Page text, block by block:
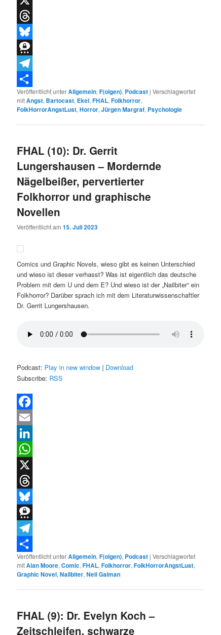
X
Threads
Bluesky
Threema
Telegram
Teilen
Veröffentlicht unterAllgemein,F(olgen), Podcast |Verschlagwortet
mitAngst, Bartocast, Ekel,FHAL,Folkhorror,
FolkHorrorAngstLust,Horror,Jürgen Margraf, Psychologie
FHAL (10): Dr. Gerrit
Lungershausen – Mordernde
Nägelbeißer, pervertierter
Folkhorror und graphische
Novellen
Veröffentlicht am15. Juli 2023
Comics und Graphic Novels, wieso gibt es keinen Unterschied
und wieso ist dieser verhasst? Was ist eigentlich das deutsche
Problem mit dem U und dem E? Und wieso ist der „Nailbiter“ ein
Folkhorror? Darüber sprach ich mit dem Literaturwissenschaftler
Dr. Gerrit Lungershausen.
Podcast: Play in new window | Download
Subscribe: RSS
Facebook
Email
LinkedIn
WhatsApp
X
Threads
Bluesky
Threema
Telegram
Teilen
Veröffentlicht unterAllgemein,F(olgen), Podcast |Verschlagwortet
mitAlan Moore,Comic,FHAL,Folkhorror,FolkHorrorAngstLust,
Graphic Novel,Nailbiter,Neil Gaiman
FHAL (9): Dr. Evelyn Koch –
Zeitschleifen, schwarze